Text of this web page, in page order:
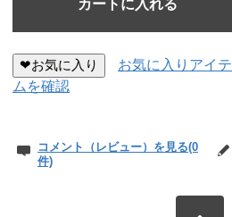
❤お気に入り
お気に入りアイテ
ムを確認
コメント（レビュー）を見る(0
件)